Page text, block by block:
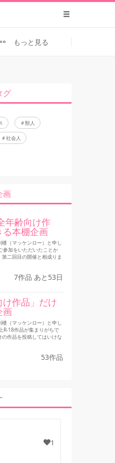
もっと見る
グ
獣人
社会人
画
年齢向け作
る本棚企画
（マッケンロー）と申し
参加をいただいたことか
二回目の開催と相成りま
7作品 あと53日
作品」だけ
画
（マッケンロー）と申し
R-18作品が集まりがちで
作品を投稿してはいけな
53作品
1